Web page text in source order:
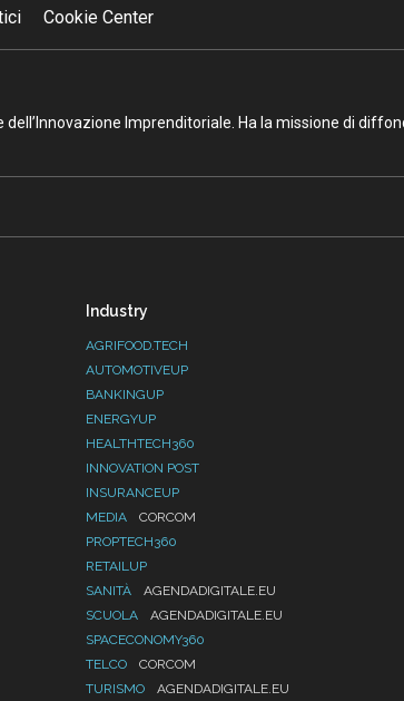
Cookie Center
Imprenditoriale. Ha la missione di
Industry
AGRIFOOD.TECH
AUTOMOTIVEUP
BANKINGUP
ENERGYUP
HEALTHTECH360
INNOVATION POST
INSURANCEUP
MEDIA
CORCOM
PROPTECH360
RETAILUP
SANITÀ
AGENDADIGITALE.EU
SCUOLA
AGENDADIGITALE.EU
SPACECONOMY360
TELCO
CORCOM
TURISMO
AGENDADIGITALE.EU